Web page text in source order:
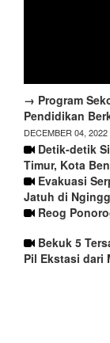
→ Program
Pendidikan
DECEMBER 04, 2022
Detik-detik
Timur, Kota
Evakuasi
Jatuh di
Reog
Bekuk 5
Pil Ekstasi dari